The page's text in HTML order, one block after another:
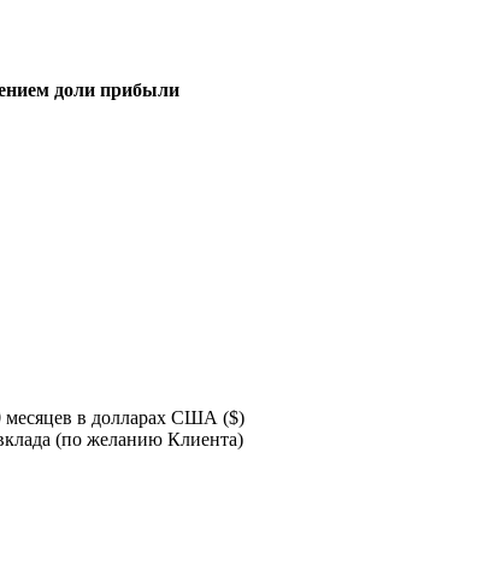
доли прибыли
месяцев в долларах США ($)
(по желанию Клиента)